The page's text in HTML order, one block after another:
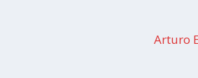
Arturo